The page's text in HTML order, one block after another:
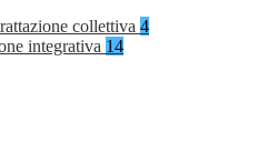
collettiva 4
integrativa 14